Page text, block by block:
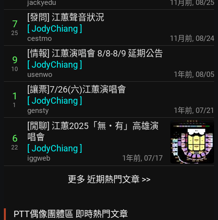
jackyedu 11月前, 08/25
7
25
[發問] 江蕙聲音狀況
[JodyChiang ]
cestmo 11月前, 08/24
9
10
[情報] 江蕙演唱會 8/8-8/9 延期公告
[JodyChiang ]
usenwo 1年前, 08/05
1
1
[讓票]7/26(六)江蕙演唱會
[JodyChiang ]
gensty 1年前, 07/21
6
22
[閒聊] 江蕙2025「無‧有」高雄演
唱會
[JodyChiang ]
iggweb 1年前, 07/17
更多 近期熱門文章 >>
PTT偶像團體區 即時熱門文章